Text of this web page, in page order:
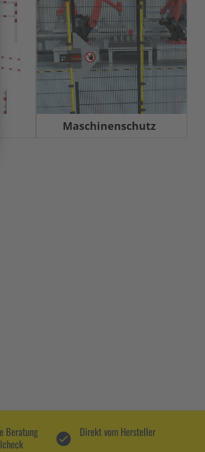
Maschinenschutz
Beratung
Direkt vom Hersteller